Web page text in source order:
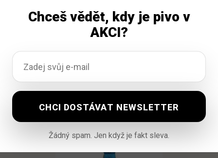
Zubr 11 Grand 20×0,5L
329,57Kčvč. DPH
Přidat do košíku
Chceš vědět, kdy je pivo v
AKCI?
Žádný spam. Jen když je fakt sleva.